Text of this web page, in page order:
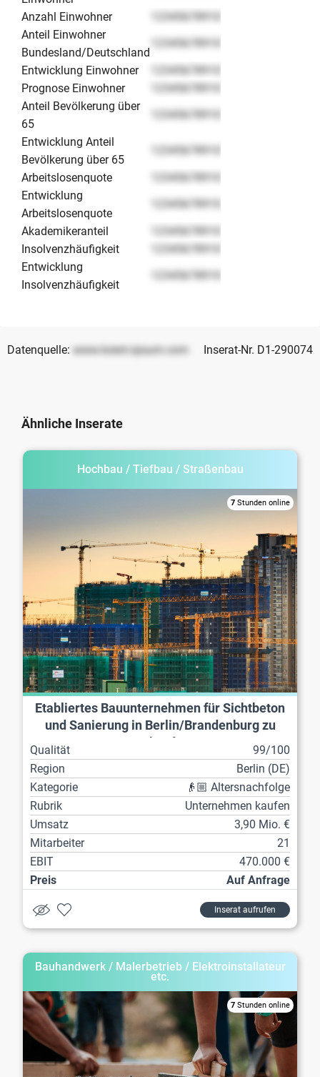
Anzahl Einwohner
12345678910
Anteil Einwohner
Bundesland/Deutschland
12345678910
Entwicklung Einwohner
12345678910
Prognose Einwohner
12345678910
Anteil Bevölkerung über
65
12345678910
Entwicklung Anteil
Bevölkerung über 65
12345678910
Arbeitslosenquote
12345678910
Entwicklung
Arbeitslosenquote
12345678910
Akademikeranteil
12345678910
Insolvenzhäufigkeit
12345678910
Entwicklung
Insolvenzhäufigkeit
12345678910
Datenquelle: www.lorem-ipsum.com Inserat-Nr. D1-290074
Ähnliche Inserate
Hochbau / Tiefbau / Straßenbau
7 Stunden online
Etabliertes Bauunternehmen für Sichtbeton
und Sanierung in Berlin/Brandenburg zu
Qualität
99/100
Region
Berlin (DE)
Kategorie
👴🏼 Altersnachfolge
Rubrik
Unternehmen kaufen
Umsatz
3,90 Mio. €
Mitarbeiter
21
EBIT
470.000 €
Preis
Auf Anfrage
Inserat aufrufen
Bauhandwerk / Malerbetrieb / Elektroinstallateur
etc.
7 Stunden online